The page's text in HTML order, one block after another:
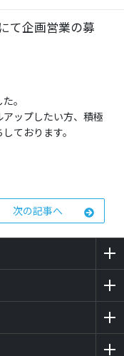
て企画営業の募
。
ップしたい方、積極
ております。
次の記事へ